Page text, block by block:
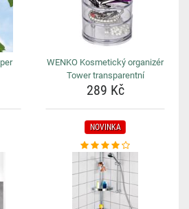
WENKO Kosmetický organizér
Tower transparentní
289 Kč
NOVINKA